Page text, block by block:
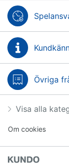
Övriga
Visa alla
Om cookies